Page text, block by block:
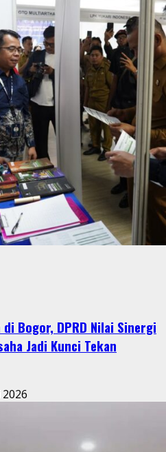
Bogor, DPRD Nilai Sinergi
Jadi Kunci Tekan
2026